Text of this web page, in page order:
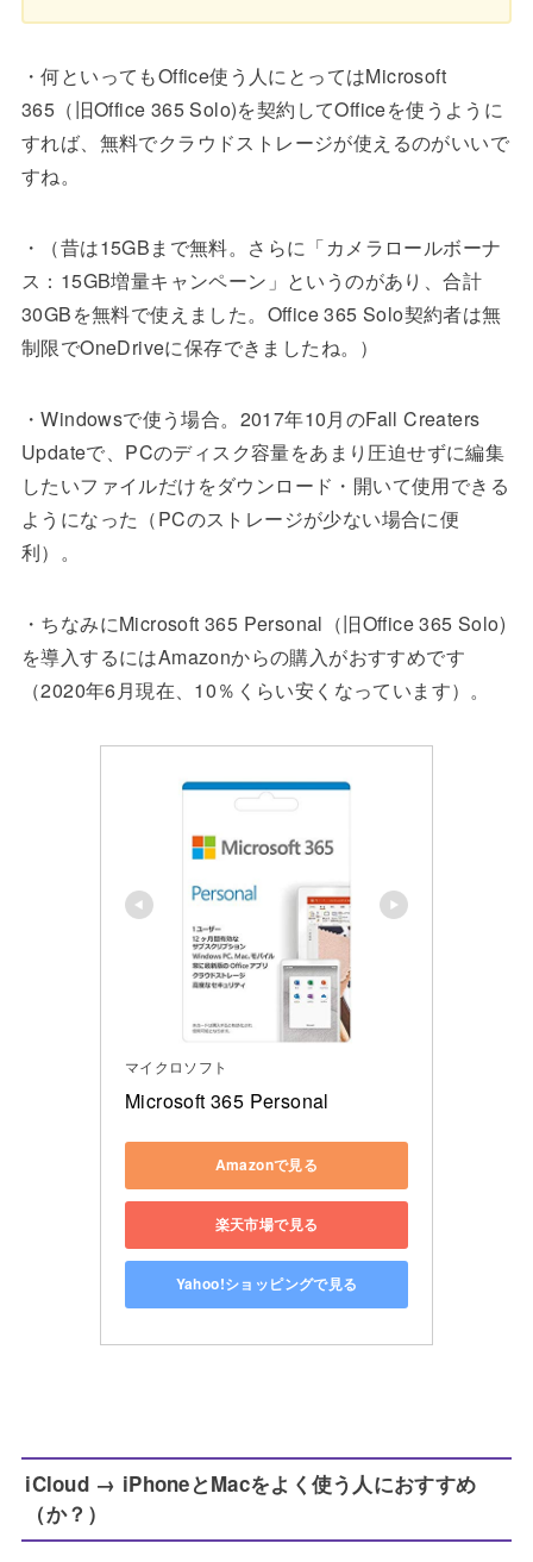
・何といってもOffice使う人にとってはMicrosoft
365（旧Office 365 Solo)を契約してOfficeを使うように
すれば、無料でクラウドストレージが使えるのがいいで
すね。
・（昔は15GBまで無料。さらに「カメラロールボーナ
ス：15GB増量キャンペーン」というのがあり、合計
30GBを無料で使えました。Office 365 Solo契約者は無
制限でOneDriveに保存できましたね。）
・Windowsで使う場合。2017年10月のFall Creaters
Updateで、PCのディスク容量をあまり圧迫せずに編集
したいファイルだけをダウンロード・開いて使用できる
ようになった（PCのストレージが少ない場合に便
利）。
・ちなみにMicrosoft 365 Personal（旧Office 365 Solo)
を導入するにはAmazonからの購入がおすすめです
（2020年6月現在、10％くらい安くなっています）。
マイクロソフト
Microsoft 365 Personal
Amazonで見る
楽天市場で見る
Yahoo!ショッピングで見る
iCloud → iPhoneとMacをよく使う人におすすめ
（か？）